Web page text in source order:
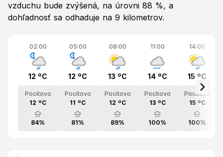
vzduchu bude zvýšená, na úrovni 88 %, a
dohľadnosť sa odhaduje na 9 kilometrov.
02:00
12 ºC
Pocitovo
12 ºC
84%
05:00
12 ºC
Pocitovo
11 ºC
81%
08:00
13 ºC
Pocitovo
12 ºC
89%
11:00
14 ºC
Pocitovo
13 ºC
100%
14:00
15 ºC
Pocitovo
15 ºC
100%